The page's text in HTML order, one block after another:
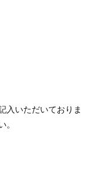
入いただいておりま